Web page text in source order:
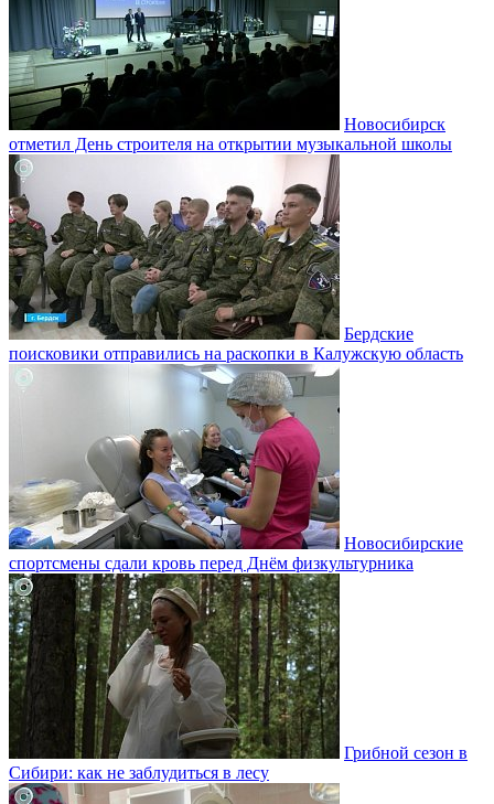
Новосибирск
отметил День строителя на открытии музыкальной школы
Бердские
поисковики отправились на раскопки в Калужскую область
Новосибирские
спортсмены сдали кровь перед Днём физкультурника
Грибной сезон в
Сибири: как не заблудиться в лесу